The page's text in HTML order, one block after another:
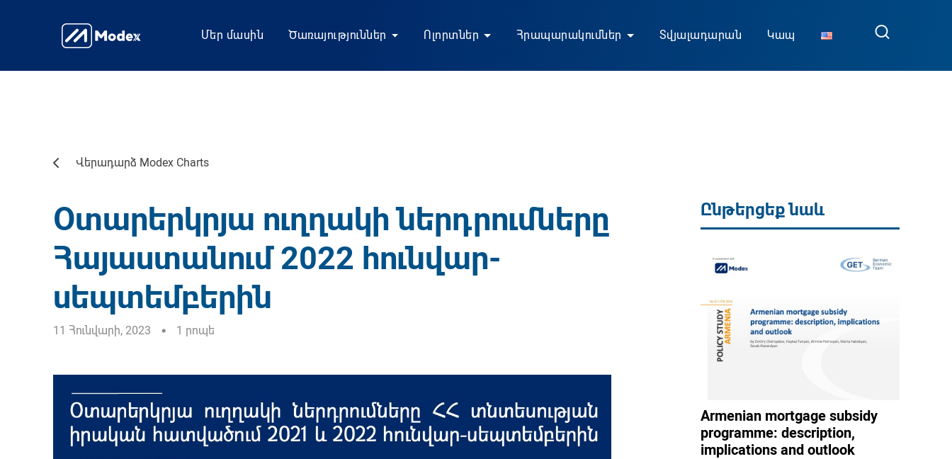
Մեր մասին Ծառայություններ Ոլորտներ Հրապարակումներ Տվյալադարան Կապ
Վերադարձ Modex Charts
Օտարերկրյա ուղղակի ներդրումները
Հայաստանում 2022 հունվար-
սեպտեմբերին
11 Հունվարի, 2023 1 րոպե
Ընթերցեք նաև
Armenian mortgage subsidy
programme: description,
implications and outlook